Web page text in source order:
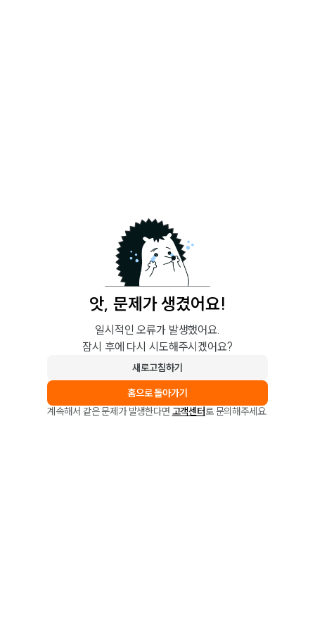
앗, 문제가 생겼어요!
일시적인 오류가 발생했어요.
잠시 후에 다시 시도해주시겠어요?
새로고침하기
홈으로 돌아가기
계속해서 같은 문제가 발생한다면 고객센터로 문의해주세요.